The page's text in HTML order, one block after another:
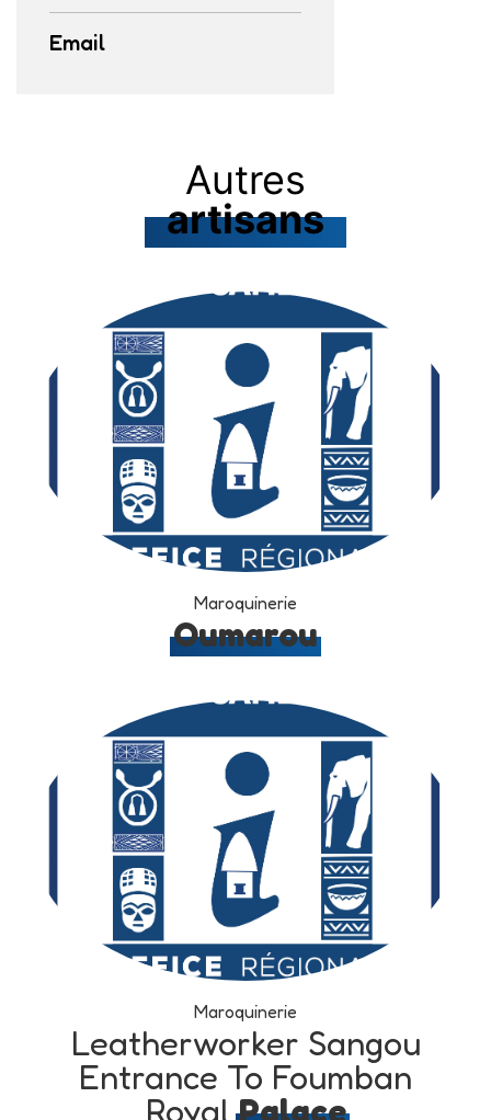
Email
Autres
artisans
Maroquinerie
Oumarou
Maroquinerie
Leatherworker Sangou
Entrance To Foumban
RoyalPalace